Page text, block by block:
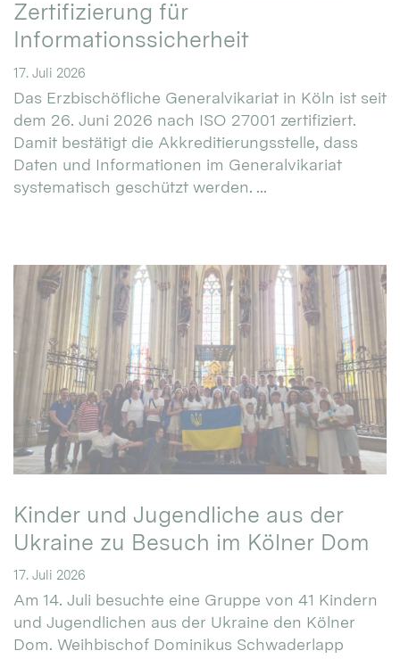
Zertifizierung für
Informationssicherheit
17. Juli 2026
Das Erzbischöfliche Generalvikariat in Köln ist seit
dem 26. Juni 2026 nach ISO 27001 zertifiziert.
Damit bestätigt die Akkreditierungsstelle, dass
Daten und Informationen im Generalvikariat
systematisch geschützt werden. ...
Kinder und Jugendliche aus der
Ukraine zu Besuch im Kölner Dom
17. Juli 2026
Am 14. Juli besuchte eine Gruppe von 41 Kindern
und Jugendlichen aus der Ukraine den Kölner
Dom. Weihbischof Dominikus Schwaderlapp